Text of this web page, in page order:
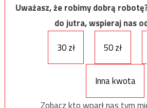
Uważasz, że robimy dobrą
do jutra, wspieraj nas
30 zł
50 zł
Inna kwota